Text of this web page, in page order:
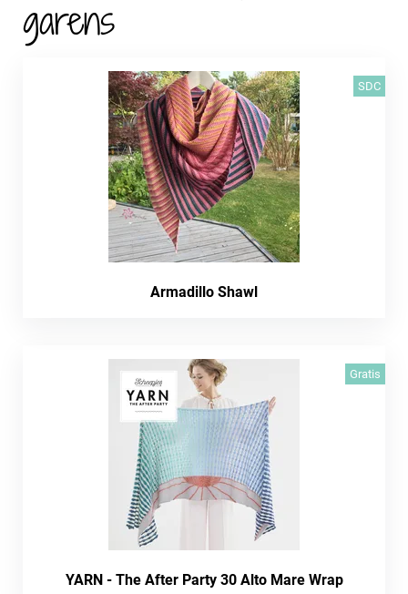
garens
SDC
Armadillo Shawl
Gratis
YARN - The After Party 30 Alto Mare Wrap